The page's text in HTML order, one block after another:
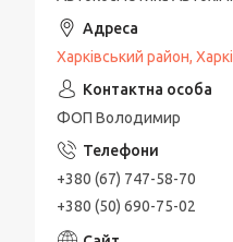
Харківський район,
ФОП Володимир
+380 (67) 747-58-70
+380 (50) 690-75-02